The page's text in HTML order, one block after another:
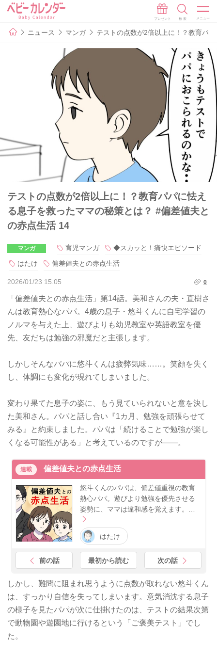
ニュース マンガ テストの点数が2倍以上に！？教育パ
テストの点数が2倍以上に！？教育パパに怯え
る息子を救ったママの秘策とは？ #偏差値夫と
の赤点生活 14
マンガ 育児マンガ
◆スカッと！痛快エピソード
はたけ
偏差値夫との赤点生活
2026/01/23 15:05 0
「偏差値夫との赤点生活」第14話。美和さんの夫・直樹さ
んは教育熱心なパパ。4歳の息子・悠斗くんに自宅学習の
ノルマを与えた上、遊びよりも幼児教室や英語教室を優
先、友だちは勉強の邪魔だと主張します。
しかしそんなパパに悠斗くんは疲弊気味……。笑顔を失く
し、体調にも変化が現れてしまいました。
変わり果てた息子の姿に、もう見ていられないと意を決し
た美和さん。パパと話し合い『1カ月、勉強を頑張らせて
みる』と約束しました。パパは「続けることで勉強が楽し
くなる可能性がある」と考えているのですが——。
連載 偏差値夫との赤点生活
悠斗くんのパパは、偏差値重視の教育
熱心パパ。遊びより勉強を優先させる
姿勢に、ママは違和感を覚えます。…
はたけ
前の話 最初から読む 次の話
しかし、難問に阻まれ思うように点数が取れない悠斗くん
は、すっかり自信を失ってしまいます。意気消沈する息子
の様子を見たパパが次に仕掛けたのは、テストの結果次第
で動物園や遊園地に行けるという「ご褒美テスト」でし
た。